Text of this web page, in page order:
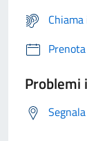
Problemi